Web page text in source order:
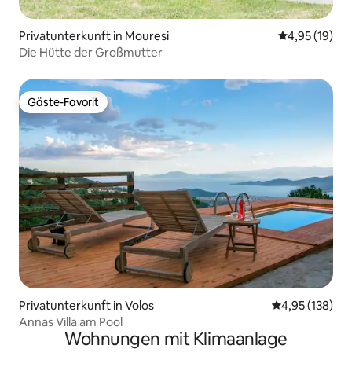
Privatunterkunft in Mouresi
4,95 (19)
Die Hütte der Großmutter
Gäste-Favorit
Gäste-Favorit
Privatunterkunft in Volos
4,95 (138)
Annas Villa am Pool
Wohnungen mit Klimaanlage